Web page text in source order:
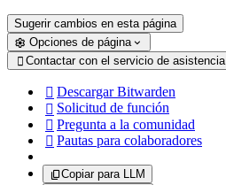
Sugerir cambios en esta página
Opciones de página
 Contactar con el servicio de asistencia
 Descargar Bitwarden
 Solicitud de función
 Pregunta a la comunidad
 Pautas para colaboradores
Copiar para LLM